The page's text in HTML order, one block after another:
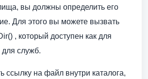
вы должны определить его
Для этого вы можете вызвать
, который доступен как для
для служб.
ссылку на файл внутри каталога,